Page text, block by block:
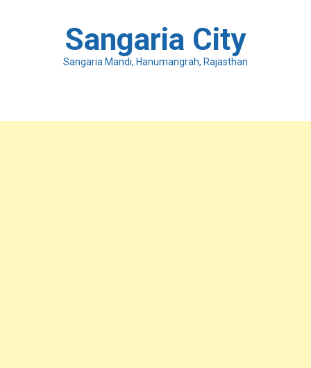
Sangaria City
Sangaria Mandi, Hanumangrah, Rajasthan